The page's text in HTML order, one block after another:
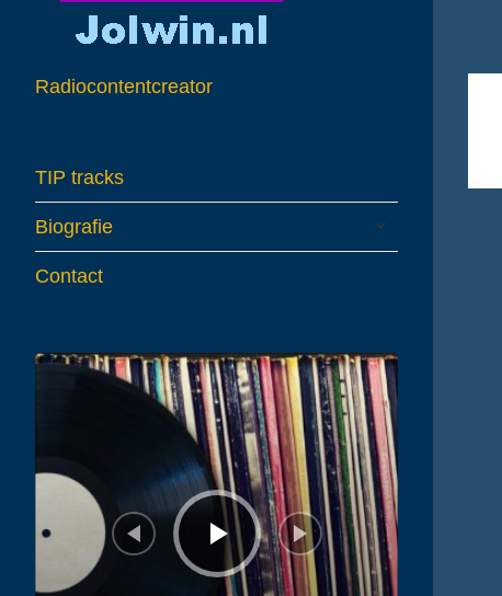
Radiocontentcreator
TIP tracks
Biografie
child
menu
Contact
Audiospeler